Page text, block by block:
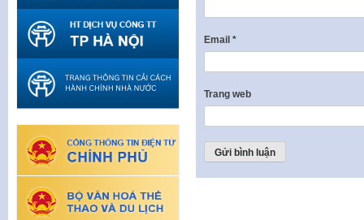
Email *
Trang web